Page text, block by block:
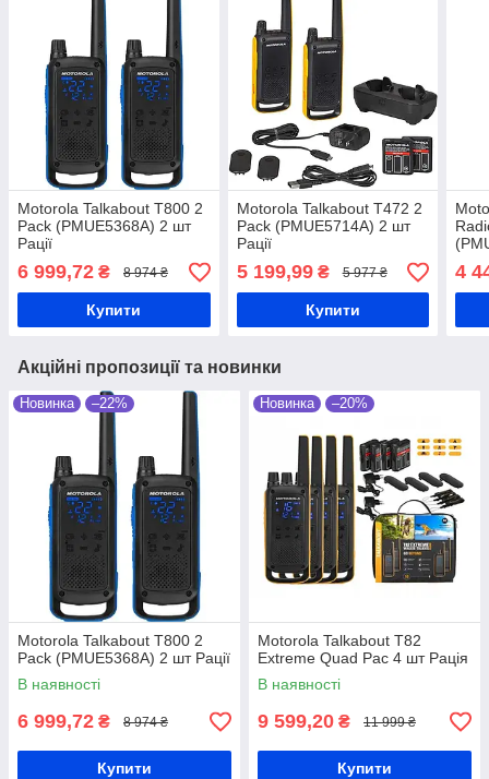
Motorola Talkabout T800 2
Pack (PMUE5368A) 2 шт
Рації
6 999,72 ₴ 8 974 ₴
Купити
Motorola Talkabout T472 2
Pack (PMUE5714A) 2 шт
Рації
5 199,99₴ 5 977 ₴
Купити
4
Акційні пропозиції та новинки
Новинка –22%
Motorola Talkabout T800 2
Pack (PMUE5368A) 2 шт Рації
В наявності
6 999,72 ₴ 8 974 ₴
Купити
Новинка –20%
Motorola Talkabout T82
Extreme Quad Pac 4 шт Рація
В наявності
9 599,20 ₴ 11 999 ₴
Купити